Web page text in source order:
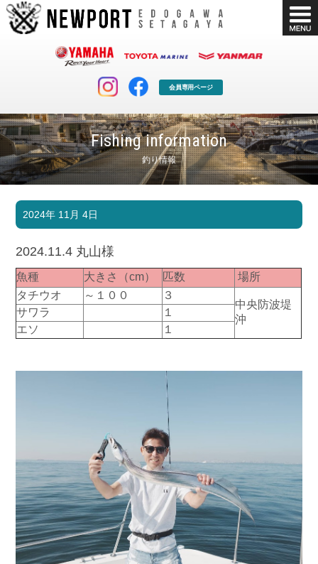
会員専用ページ
Fishing information
釣り情報
マリンクラブ
マリンライフを堪能したい！
ボート販売
ボート免許
長年の実績と信頼！
店舗情報
Shop Info.
公式ブログ
Blog
2024年 11月 4日
2024.11.4 丸山様
魚種 大きさ（cm） 匹数
場所
タチウオ
～１００ ３
中央防波堤
沖
サワラ
１
エソ
１